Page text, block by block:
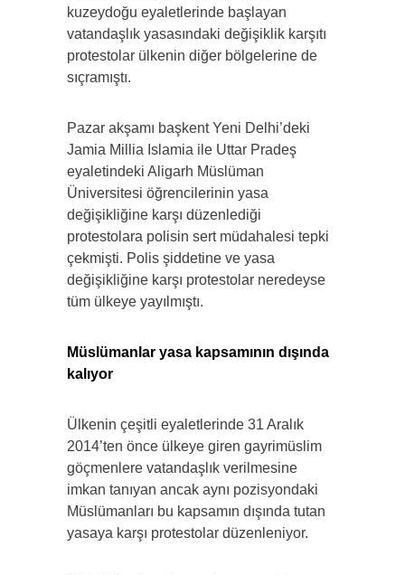
kuzeydoğu eyaletlerinde başlayan
vatandaşlık yasasındaki değişiklik karşıtı
protestolar ülkenin diğer bölgelerine de
sıçramıştı.
Pazar akşamı başkent Yeni Delhi’deki
Jamia Millia Islamia ile Uttar Pradeş
eyaletindeki Aligarh Müslüman
Üniversitesi öğrencilerinin yasa
değişikliğine karşı düzenlediği
protestolara polisin sert müdahalesi tepki
çekmişti. Polis şiddetine ve yasa
değişikliğine karşı protestolar neredeyse
tüm ülkeye yayılmıştı.
Müslümanlar yasa kapsamının dışında
kalıyor
Ülkenin çeşitli eyaletlerinde 31 Aralık
2014’ten önce ülkeye giren gayrimüslim
göçmenlere vatandaşlık verilmesine
imkan tanıyan ancak aynı pozisyondaki
Müslümanları bu kapsamın dışında tutan
yasaya karşı protestolar düzenleniyor.